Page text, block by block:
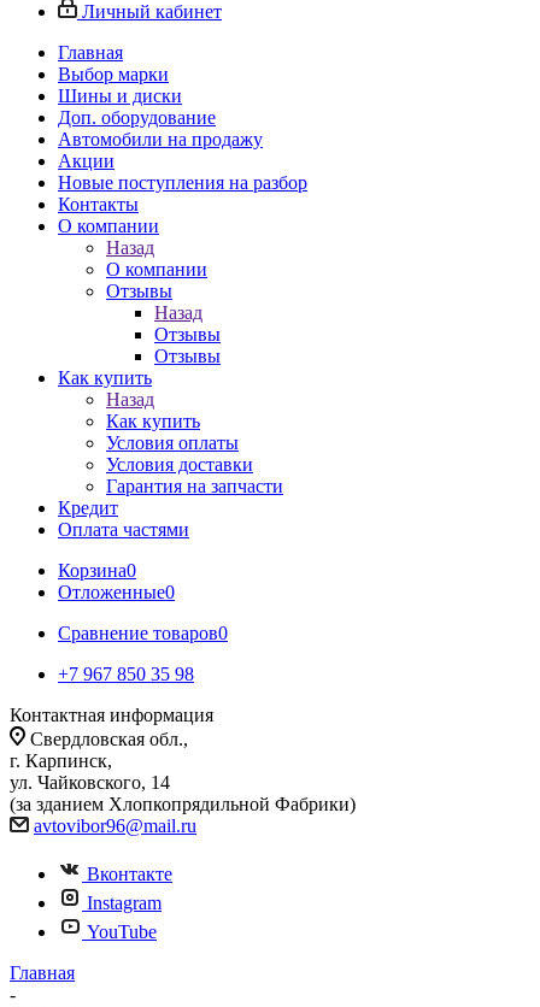
Личный кабинет
Главная
Выбор марки
Шины и диски
Доп. оборудование
Автомобили на продажу
Акции
Новые поступления на разбор
Контакты
О компании
Назад
О компании
Отзывы
Назад
Отзывы
Отзывы
Как купить
Назад
Как купить
Условия оплаты
Условия доставки
Гарантия на запчасти
Кредит
Оплата частями
Корзина0
Отложенные0
Сравнение товаров0
+7 967 850 35 98
Контактная информация
Свердловская обл.,
г. Карпинск,
ул. Чайковского, 14
(за зданием Хлопкопрядильной Фабрики)
avtovibor96@mail.ru
Вконтакте
Instagram
YouTube
Главная
-